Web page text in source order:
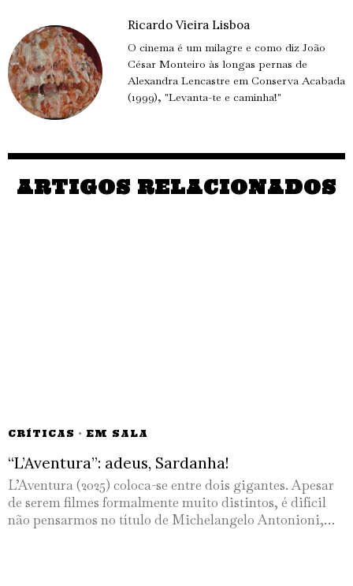
Ricardo Vieira Lisboa
O cinema é um milagre e como diz João
César Monteiro às longas pernas de
Alexandra Lencastre em Conserva Acabada
(1999), "Levanta-te e caminha!"
ARTIGOS RELACIONADOS
CRÍTICAS · EM SALA
“L’Aventura”: adeus, Sardanha!
L’Aventura (2025) coloca-se entre dois gigantes. Apesar
de serem filmes formalmente muito distintos, é difícil
não pensarmos no título de Michelangelo Antonioni,…